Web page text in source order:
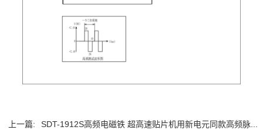
上一篇:
SDT-1912S高频电磁铁 超高速贴片机用新电元同款高频脉...